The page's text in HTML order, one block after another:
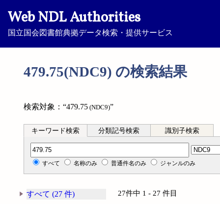
Web NDL Authorities
国立国会図書館典拠データ検索・提供サービス
479.75(NDC9) の検索結果
検索対象：“479.75 (NDC9)”
キーワード検索 分類記号検索 識別子検索
分類記号検索
すべて 名称のみ 普通件名のみ ジャンルのみ
すべて (27 件)
27件中 1 - 27 件目